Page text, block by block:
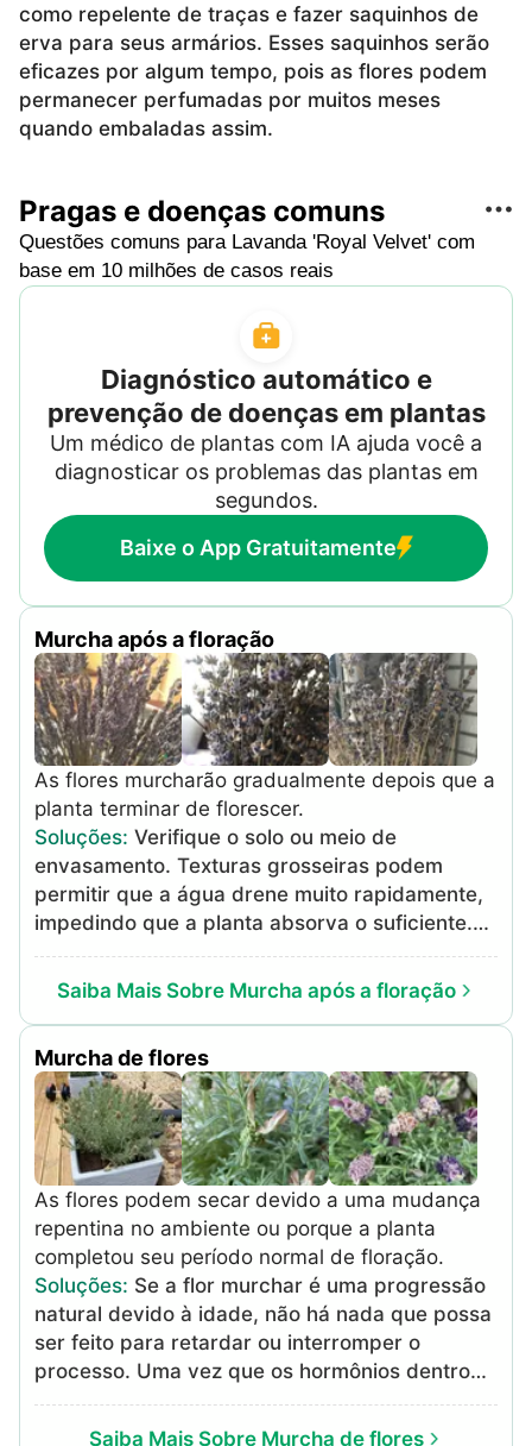
como repelente de traças e fazer saquinhos de
erva para seus armários. Esses saquinhos serão
eficazes por algum tempo, pois as flores podem
permanecer perfumadas por muitos meses
quando embaladas assim.
Pragas e doenças comuns
Questões comuns para Lavanda 'Royal Velvet' com
base em 10 milhões de casos reais
Diagnóstico automático e
prevenção de doenças em plantas
Um médico de plantas com IA ajuda você a
diagnosticar os problemas das plantas em
segundos.
Baixe o App Gratuitamente
Murcha após a floração
As flores murcharão gradualmente depois que a
planta terminar de florescer.
Soluções: Verifique o solo ou meio de
envasamento. Texturas grosseiras podem
permitir que a água drene muito rapidamente,
impedindo que a planta absorva o suficiente.
Se o solo e as raízes parecerem muito secos,
adicione musgo esfagno ou outros meios que
retenham água. Regue de acordo com as
A baixa umidade pode ser corrigida borrifando
a planta regularmente ou colocando-a perto de
um umidificador. Mantê-lo perto de outras
plantas também ajuda. Mantenha o ambiente
consistente em termos de temperatura,
umidade e iluminação. Mantenha-o longe de
respiradouros, aquecedores e condicionadores
de ar e evite movê-lo para locais onde possa
sofrer um choque de temperatura. Calor
quente, seco e frio são problemáticos para
muitas plantas. Especialmente se a planta
estiver do lado de fora, pode estar passando
por calor ou estresse leve. Tente movê-lo para
um local mais sombreado.
Saiba Mais Sobre Murcha após a floração
Murcha de flores
As flores podem secar devido a uma mudança
repentina no ambiente ou porque a planta
completou seu período normal de floração.
Soluções: Se a flor murchar é uma progressão
natural devido à idade, não há nada que possa
ser feito para retardar ou interromper o
processo. Uma vez que os hormônios dentro
da planta começam o processo de
senescência, é irreversível. Em caso de falta
Saiba Mais Sobre Murcha de flores